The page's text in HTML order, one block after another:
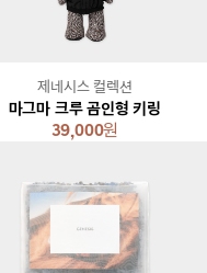
마그마 크루 곰인형 키링
39,000원
제네시스 컬렉션